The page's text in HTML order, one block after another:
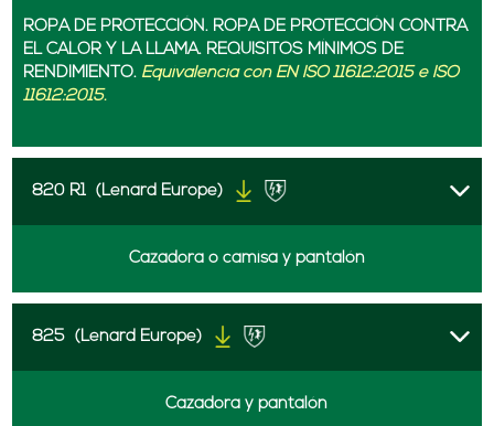
ROPA DE PROTECCIÓN. ROPA DE PROTECCIÓN CONTRA
EL CALOR Y LA LLAMA. REQUISITOS MÍNIMOS DE
RENDIMIENTO. Equivalencia con EN ISO 11612:2015 e ISO
11612:2015.
820 R1 (Lenard Europe)
Cazadora o camisa y pantalón
825 (Lenard Europe)
Cazadora y pantalón